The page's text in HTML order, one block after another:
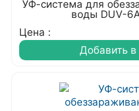
УФ-система для
воды DUV-
Цена :
Добавить в